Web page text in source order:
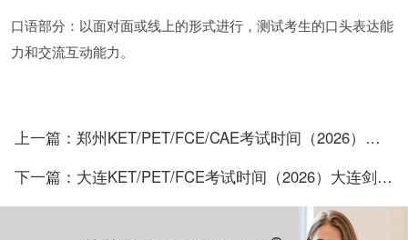
口语部分：以面对面或线上的形式进行，测试考生的口头表达能
力和交流互动能力。
上一篇：郑州KET/PET/FCE/CAE考试时间（2026）郑州剑桥KET官方报名入口
下一篇：大连KET/PET/FCE考试时间（2026）大连剑桥KET官方报名入口